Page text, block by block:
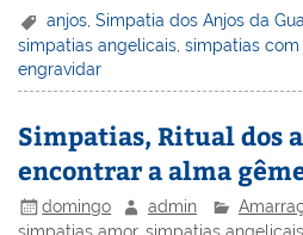
er
e
st
k
e
dI
n
c
e
b
o
o
k
itt
er
ai
l
anjos ,Simpatia dos Anjos da
simpatias angelicais,simpatias com
engravidar
Simpatias, Ritual dos
encontrar a alma
domingo admin